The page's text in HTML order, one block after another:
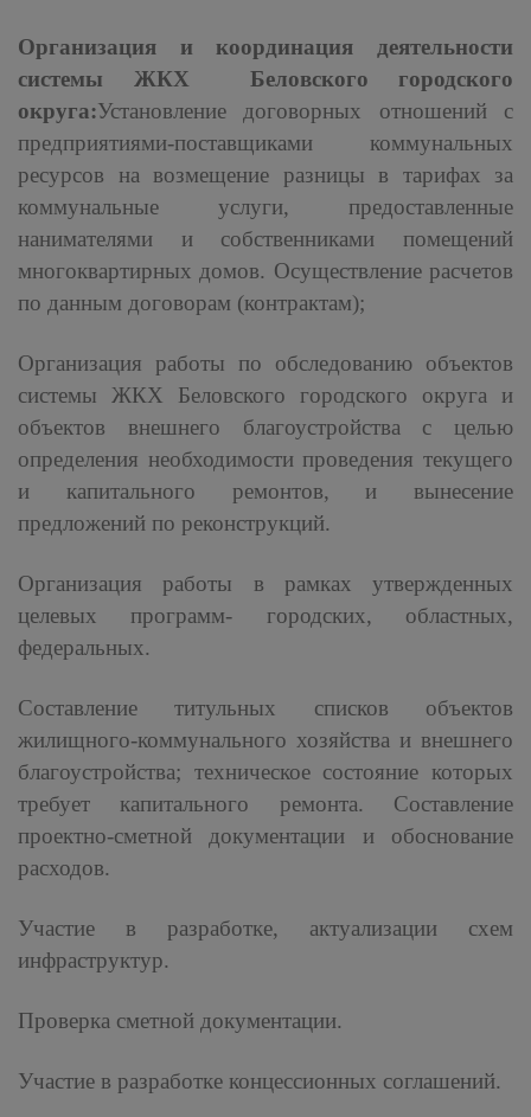
Организация и координация деятельности
системы ЖКХ Беловского городского
округа:Установление договорных отношений с
предприятиями-поставщиками коммунальных
ресурсов на возмещение разницы в тарифах за
коммунальные услуги, предоставленные
нанимателями и собственниками помещений
многоквартирных домов. Осуществление расчетов
по данным договорам (контрактам);
Организация работы по обследованию объектов
системы ЖКХ Беловского городского округа и
объектов внешнего благоустройства с целью
определения необходимости проведения текущего
и капитального ремонтов, и вынесение
предложений по реконструкций.
Организация работы в рамках утвержденных
целевых программ- городских, областных,
федеральных.
Составление титульных списков объектов
жилищного-коммунального хозяйства и внешнего
благоустройства; техническое состояние которых
требует капитального ремонта. Составление
проектно-сметной документации и обоснование
расходов.
Участие в разработке, актуализации схем
инфраструктур.
Проверка сметной документации.
Участие в разработке концессионных соглашений.